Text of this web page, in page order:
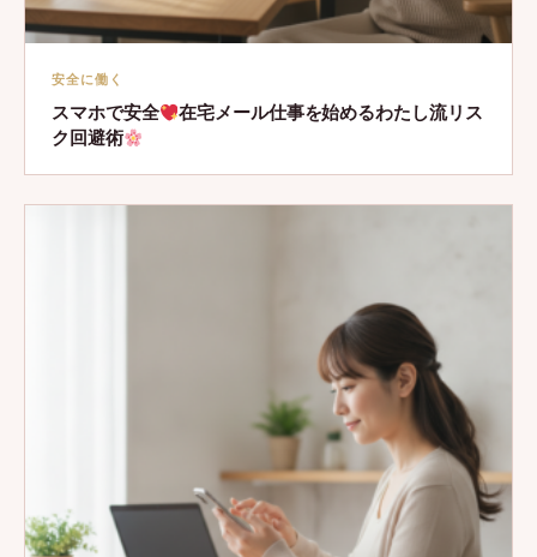
安全に働く
スマホで安全
在宅メール仕事を始めるわたし流リス
ク回避術